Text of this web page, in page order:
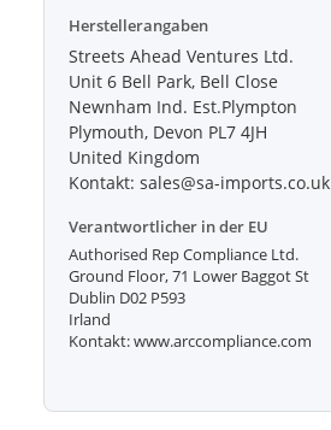
Herstellerangaben
Streets Ahead Ventures Ltd.
Unit 6 Bell Park, Bell Close
Newnham Ind. Est.Plympton
Plymouth, Devon PL7 4JH
United Kingdom
Kontakt: sales@sa-imports.co.uk
Verantwortlicher in der EU
Authorised Rep Compliance Ltd.
Ground Floor, 71 Lower Baggot St
Dublin D02 P593
Irland
Kontakt: www.arccompliance.com